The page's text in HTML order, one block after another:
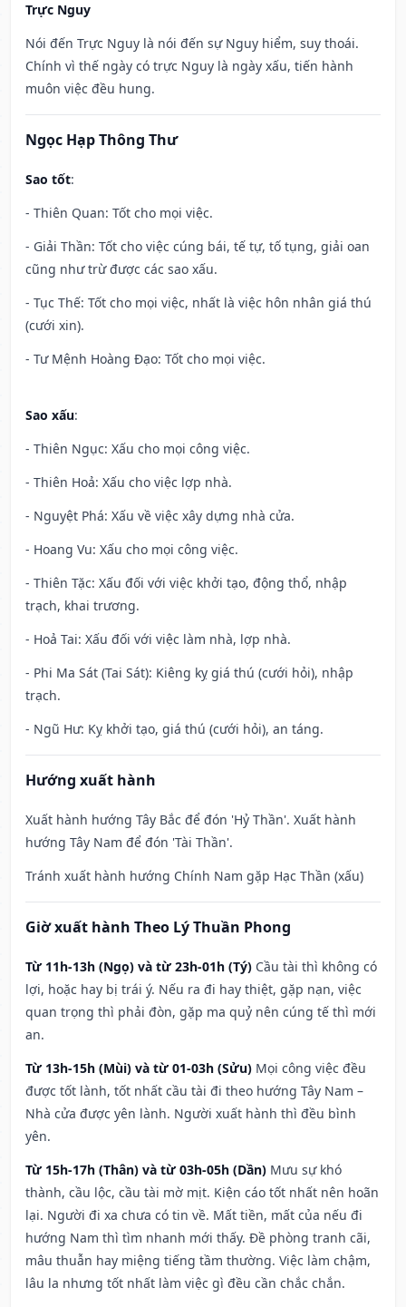
Trực Nguy
Nói đến Trực Nguy là nói đến sự Nguy hiểm, suy thoái.
Chính vì thế ngày có trực Nguy là ngày xấu, tiến hành
muôn việc đều hung.
Ngọc Hạp Thông Thư
Sao tốt:
- Thiên Quan: Tốt cho mọi việc.
- Giải Thần: Tốt cho việc cúng bái, tế tự, tố tụng, giải oan
cũng như trừ được các sao xấu.
- Tục Thế: Tốt cho mọi việc, nhất là việc hôn nhân giá thú
(cưới xin).
- Tư Mệnh Hoàng Đạo: Tốt cho mọi việc.
Sao xấu:
- Thiên Ngục: Xấu cho mọi công việc.
- Thiên Hoả: Xấu cho việc lợp nhà.
- Nguyệt Phá: Xấu về việc xây dựng nhà cửa.
- Hoang Vu: Xấu cho mọi công việc.
- Thiên Tặc: Xấu đối với việc khởi tạo, động thổ, nhập
trạch, khai trương.
- Hoả Tai: Xấu đối với việc làm nhà, lợp nhà.
- Phi Ma Sát (Tai Sát): Kiêng kỵ giá thú (cưới hỏi), nhập
trạch.
- Ngũ Hư: Kỵ khởi tạo, giá thú (cưới hỏi), an táng.
Hướng xuất hành
Xuất hành hướng Tây Bắc để đón 'Hỷ Thần'. Xuất hành
hướng Tây Nam để đón 'Tài Thần'.
Tránh xuất hành hướng Chính Nam gặp Hạc Thần (xấu)
Giờ xuất hành Theo Lý Thuần Phong
Từ 11h-13h (Ngọ) và từ 23h-01h (Tý) Cầu tài thì không có
lợi, hoặc hay bị trái ý. Nếu ra đi hay thiệt, gặp nạn, việc
quan trọng thì phải đòn, gặp ma quỷ nên cúng tế thì mới
an.
Từ 13h-15h (Mùi) và từ 01-03h (Sửu) Mọi công việc đều
được tốt lành, tốt nhất cầu tài đi theo hướng Tây Nam –
Nhà cửa được yên lành. Người xuất hành thì đều bình
yên.
Từ 15h-17h (Thân) và từ 03h-05h (Dần) Mưu sự khó
thành, cầu lộc, cầu tài mờ mịt. Kiện cáo tốt nhất nên hoãn
lại. Người đi xa chưa có tin về. Mất tiền, mất của nếu đi
hướng Nam thì tìm nhanh mới thấy. Đề phòng tranh cãi,
mâu thuẫn hay miệng tiếng tầm thường. Việc làm chậm,
lâu la nhưng tốt nhất làm việc gì đều cần chắc chắn.